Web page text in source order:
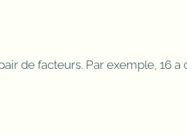
de facteurs. Par exemple, 16 a